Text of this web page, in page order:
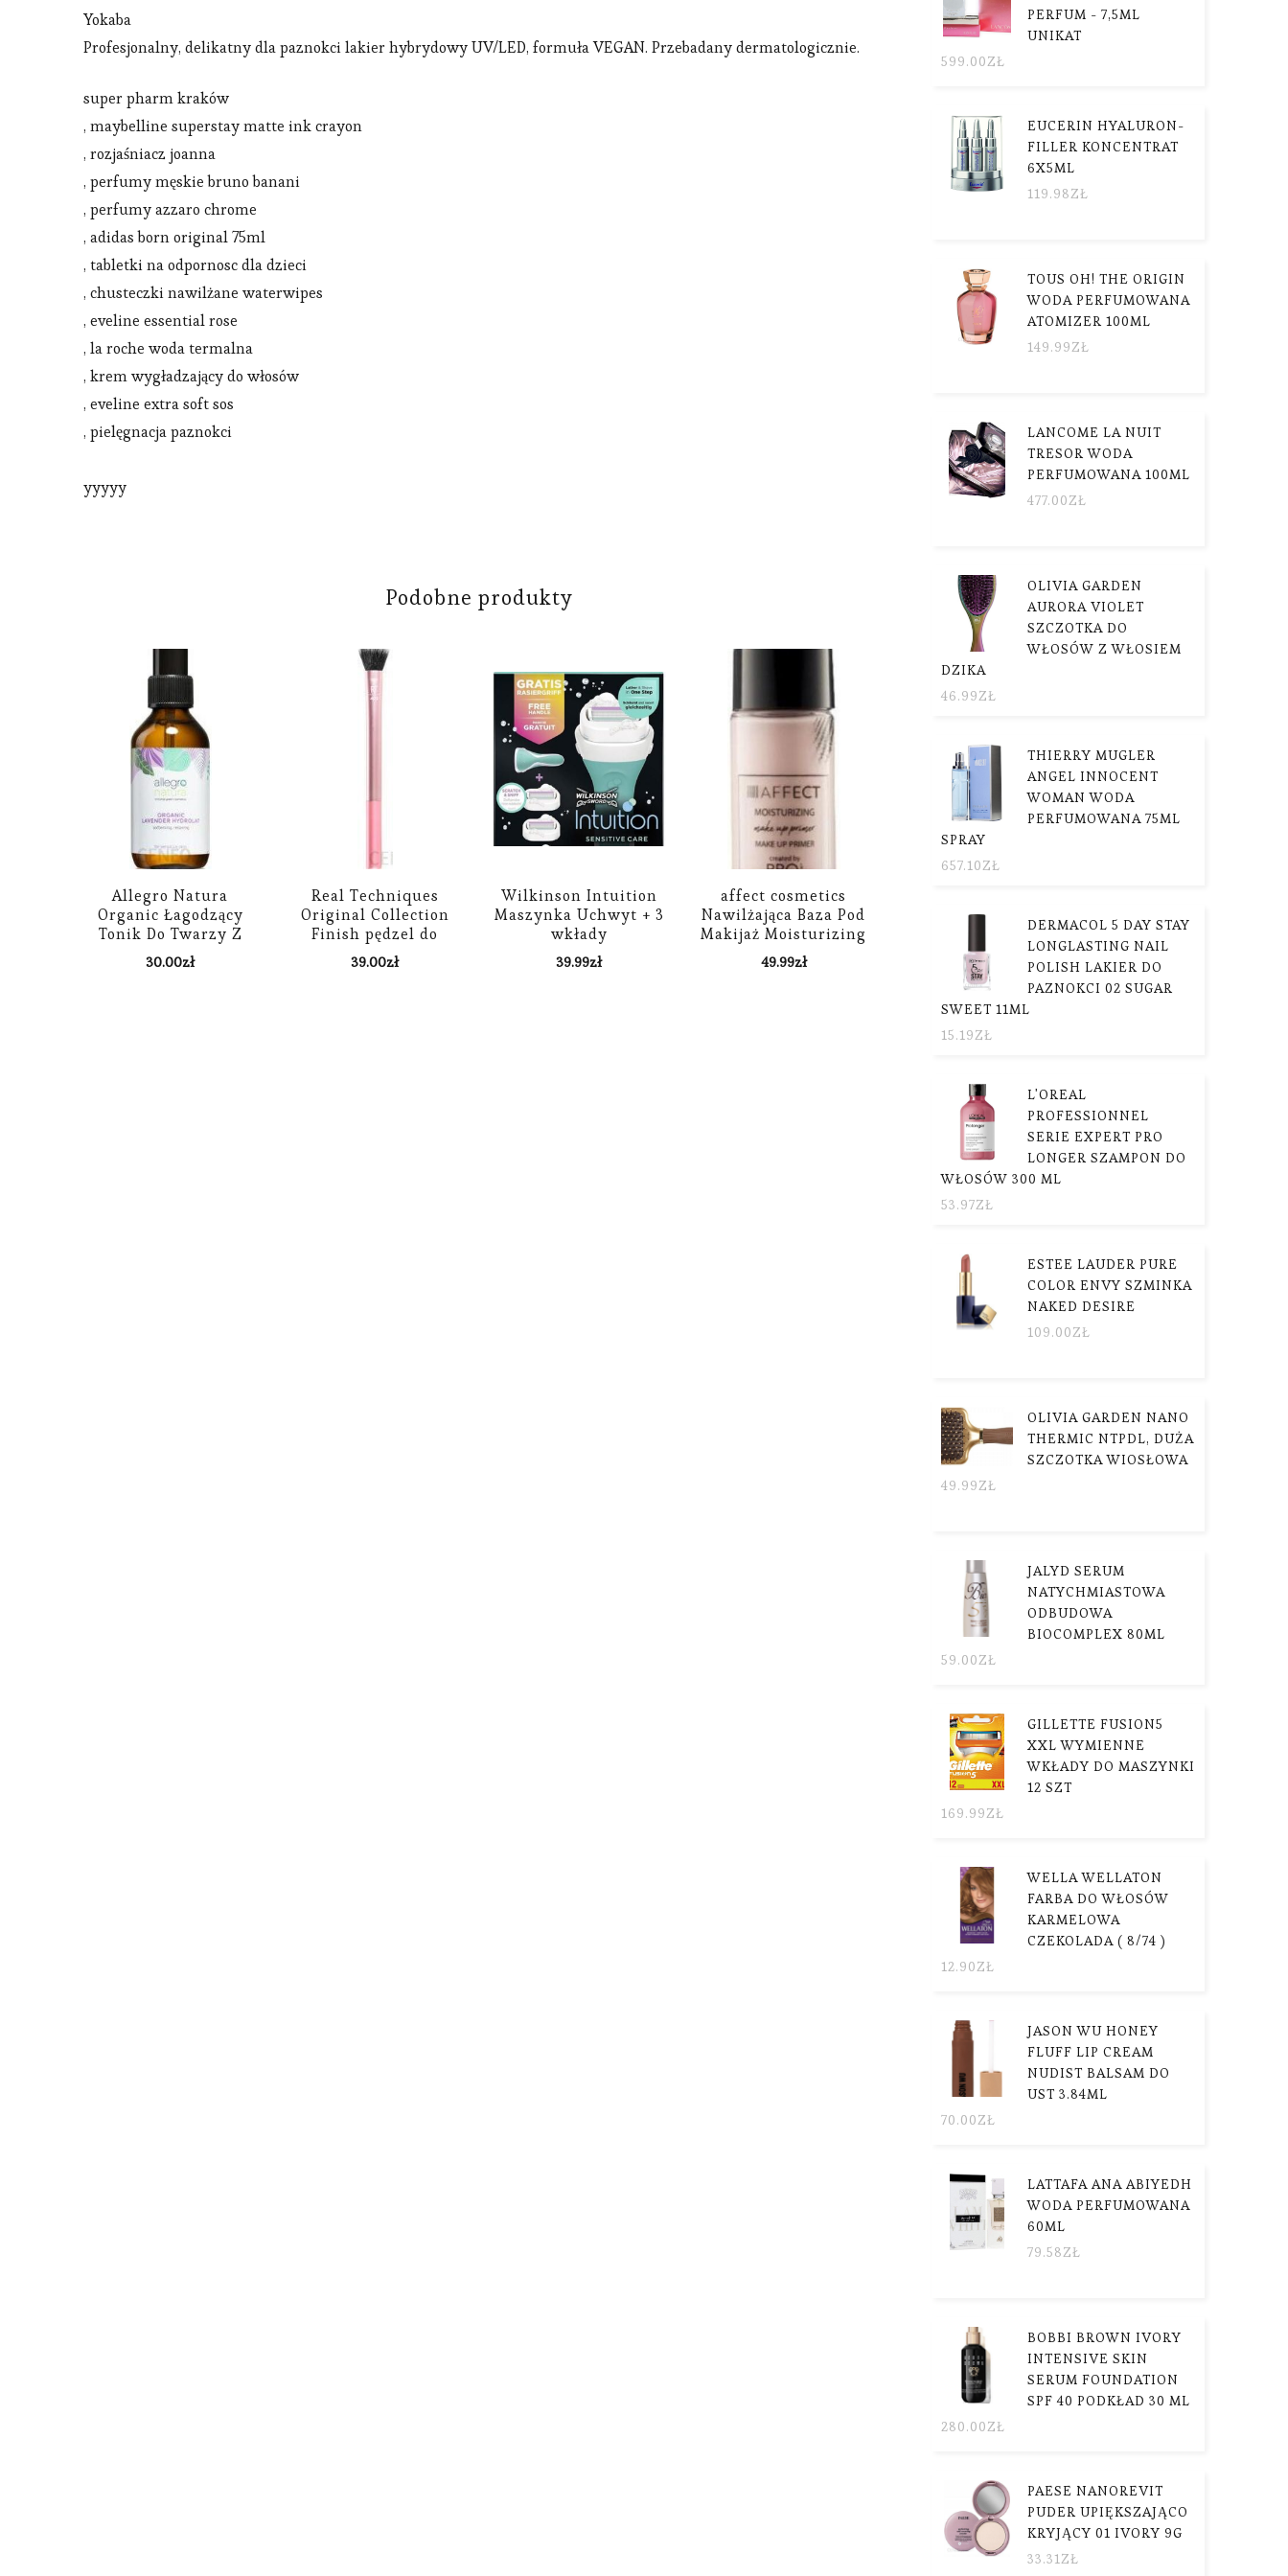
Yokaba
Profesjonalny, delikatny dla paznokci lakier hybrydowy UV/LED, formuła VEGAN. Przebadany dermatologicznie.
super pharm kraków
, maybelline superstay matte ink crayon
, rozjaśniacz joanna
, perfumy męskie bruno banani
, perfumy azzaro chrome
, adidas born original 75ml
, tabletki na odpornosc dla dzieci
, chusteczki nawilżane waterwipes
, eveline essential rose
, la roche woda termalna
, krem wygładzający do włosów
, eveline extra soft sos
, pielęgnacja paznokci
yyyyy
Podobne produkty
Allegro Natura
Organic Łagodzący
Tonik Do Twarzy Z
Lawendą 100 Ml
30.00zł
Real Techniques
Original Collection
Finish pędzel do
podkładu i pudru
39.00zł
Wilkinson Intuition
Maszynka Uchwyt + 3
wkłady
39.99zł
affect cosmetics
Nawilżająca Baza Pod
Makijaż Moisturizing
Primer Make Up 29ml
49.99zł
PERFUM - 7,5ML
UNIKAT
599.00ZŁ
EUCERIN HYALURON-
FILLER KONCENTRAT
6X5ML
119.98ZŁ
TOUS OH! THE ORIGIN
WODA PERFUMOWANA
ATOMIZER 100ML
149.99ZŁ
LANCOME LA NUIT
TRESOR WODA
PERFUMOWANA 100ML
477.00ZŁ
OLIVIA GARDEN
AURORA VIOLET
SZCZOTKA DO
WŁOSÓW Z WŁOSIEM
DZIKA
46.99ZŁ
THIERRY MUGLER
ANGEL INNOCENT
WOMAN WODA
PERFUMOWANA 75ML
SPRAY
657.10ZŁ
DERMACOL 5 DAY STAY
LONGLASTING NAIL
POLISH LAKIER DO
PAZNOKCI 02 SUGAR
SWEET 11ML
15.19ZŁ
L'OREAL
PROFESSIONNEL
SERIE EXPERT PRO
LONGER SZAMPON DO
WŁOSÓW 300 ML
53.97ZŁ
ESTEE LAUDER PURE
COLOR ENVY SZMINKA
NAKED DESIRE
109.00ZŁ
OLIVIA GARDEN NANO
THERMIC NTPDL, DUŻA
SZCZOTKA WIOSŁOWA
49.99ZŁ
JALYD SERUM
NATYCHMIASTOWA
ODBUDOWA
BIOCOMPLEX 80ML
59.00ZŁ
GILLETTE FUSION5
XXL WYMIENNE
WKŁADY DO MASZYNKI
12 SZT
169.99ZŁ
WELLA WELLATON
FARBA DO WŁOSÓW
KARMELOWA
CZEKOLADA ( 8/74 )
12.90ZŁ
JASON WU HONEY
FLUFF LIP CREAM
NUDIST BALSAM DO
UST 3.84ML
70.00ZŁ
LATTAFA ANA ABIYEDH
WODA PERFUMOWANA
60ML
79.58ZŁ
BOBBI BROWN IVORY
INTENSIVE SKIN
SERUM FOUNDATION
SPF 40 PODKŁAD 30 ML
280.00ZŁ
PAESE NANOREVIT
PUDER UPIĘKSZAJĄCO
KRYJĄCY 01 IVORY 9G
33.31ZŁ